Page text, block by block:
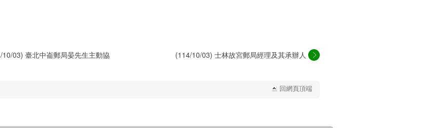
10/03) 臺北中崙郵局晏先生主動協
(114/10/03) 士林故宮郵局經理及其承辦人
回網頁頂端